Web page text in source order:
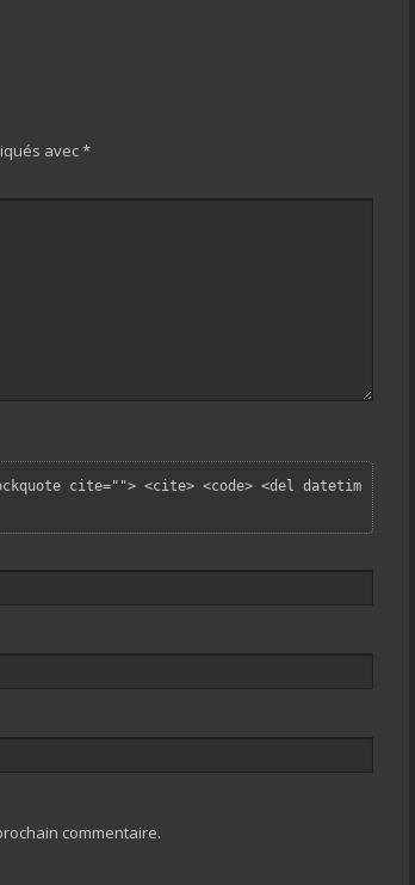
avec*
cite=""> <cite> <code> <del datetim
commentaire.